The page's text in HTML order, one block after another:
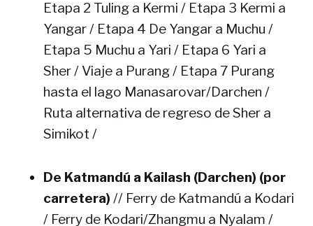
Etapa 2 Tuling a Kermi / Etapa 3 Kermi a
Yangar / Etapa 4 De Yangar a Muchu /
Etapa 5 Muchu a Yari / Etapa 6 Yari a
Sher / Viaje a Purang / Etapa 7 Purang
hasta el lago Manasarovar/Darchen /
Ruta alternativa de regreso de Sher a
Simikot /
De Katmandú a Kailash (Darchen) (por
carretera) // Ferry de Katmandú a Kodari
/ Ferry de Kodari/Zhangmu a Nyalam /